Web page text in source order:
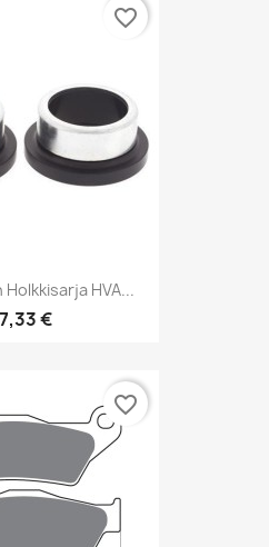
HVA...
€
favorite_border
favorite_border